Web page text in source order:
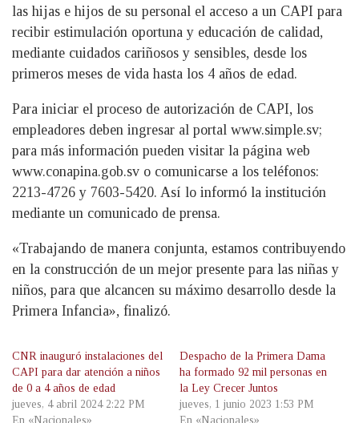
las hijas e hijos de su personal el acceso a un CAPI para
recibir estimulación oportuna y educación de calidad,
mediante cuidados cariñosos y sensibles, desde los
primeros meses de vida hasta los 4 años de edad.
Para iniciar el proceso de autorización de CAPI, los
empleadores deben ingresar al portal www.simple.sv;
para más información pueden visitar la página web
www.conapina.gob.sv o comunicarse a los teléfonos:
2213-4726 y 7603-5420. Así lo informó la institución
mediante un comunicado de prensa.
«Trabajando de manera conjunta, estamos contribuyendo
en la construcción de un mejor presente para las niñas y
niños, para que alcancen su máximo desarrollo desde la
Primera Infancia», finalizó.
CNR inauguró instalaciones del
CAPI para dar atención a niños
de 0 a 4 años de edad
jueves, 4 abril 2024 2:22 PM
En «Nacionales»
Despacho de la Primera Dama
ha formado 92 mil personas en
la Ley Crecer Juntos
jueves, 1 junio 2023 1:53 PM
En «Nacionales»